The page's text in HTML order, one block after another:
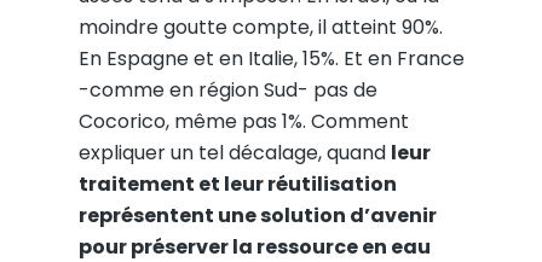
moindre goutte compte, il atteint 90%.
En Espagne et en Italie, 15%. Et en France
-comme en région Sud- pas de
Cocorico, même pas 1%. Comment
expliquer un tel décalage, quand leur
traitement et leur réutilisation
représentent une solution d’avenir
pour préserver la ressource en eau